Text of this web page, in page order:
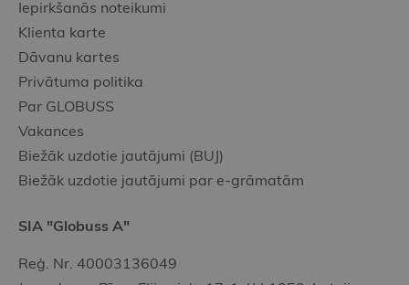
Iepirkšanās noteikumi
Klienta karte
Dāvanu kartes
Privātuma politika
Par GLOBUSS
Vakances
Biežāk uzdotie jautājumi (BUJ)
Biežāk uzdotie jautājumi par e-grāmatām
SIA "Globuss A"
Reģ. Nr. 40003136049